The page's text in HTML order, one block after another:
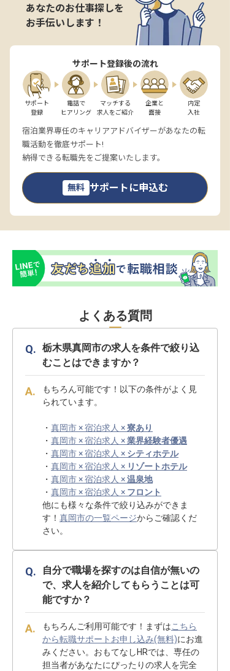
あなたのお仕事探しを
お手伝いします！
サポート登録後の流れ
サポート
登録
電話で
ヒアリング
マッチする
求人をご紹介
企業と
面接
内定
入社
宿泊業界専任のキャリアアドバイザーがあなたの転
職活動を徹底サポート!
納得できる転職先をご提案いたします。
無料 サポートに申込む
よくある質問
栃木県真岡市の求人を条件で絞り込
むことはできますか？
もちろん可能です！以下の条件がよく見
られています。
・ 真岡市 × 宿泊求人 ×寮あり
・ 真岡市 × 宿泊求人 ×業界経験者優遇
・ 真岡市 × 宿泊求人 × シティホテル
・ 真岡市 × 宿泊求人 × リゾートホテル
・ 真岡市 × 宿泊求人 ×温泉地
・ 真岡市 × 宿泊求人 × フロント
他にも様々な条件で絞り込みができま
す！ 真岡市の一覧ページからご確認くだ
さい。
自分で職場を探すのは自信が無いの
で、求人を紹介してもらうことは可
能ですか？
もちろんご利用可能です！まずはこちら
から転職サポートお申し込み(無料)にお進
みください。おもてなしHRでは、専任の
担当者があなたにぴったりの求人を完全